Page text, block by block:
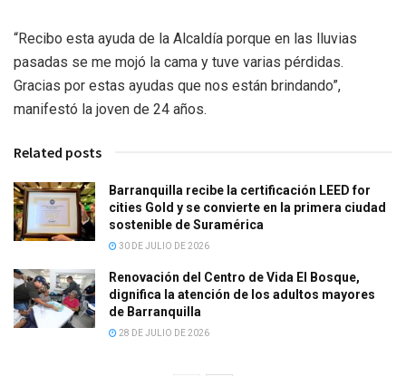
“Recibo esta ayuda de la Alcaldía porque en las lluvias
pasadas se me mojó la cama y tuve varias pérdidas.
Gracias por estas ayudas que nos están brindando”,
manifestó la joven de 24 años.
Related posts
Barranquilla recibe la certificación LEED for
cities Gold y se convierte en la primera ciudad
sostenible de Suramérica
30 DE JULIO DE 2026
Renovación del Centro de Vida El Bosque,
dignifica la atención de los adultos mayores
de Barranquilla
28 DE JULIO DE 2026